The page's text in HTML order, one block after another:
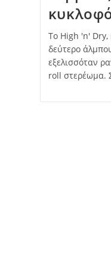
Το High 'n' Dry,
δεύτερο
εξελισσόταν
roll στερέωμα.